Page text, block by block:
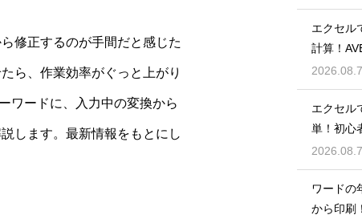
修正するのが手間だと感じた
ら、作業効率がぐっと上がり
ワードに、入力中の変換から
します。最新情報をもとにし
エクセル
計算！
うコツ
2026.08.7
エクセル
単！初心
UM術！
2026.08.7
ワードの
から印刷